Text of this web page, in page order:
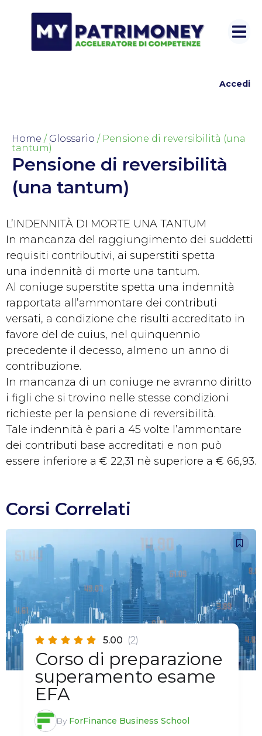
Accedi
Home / Glossario / Pensione di reversibilità (una
tantum)
Pensione di reversibilità
(una tantum)
L’INDENNITÀ DI MORTE UNA TANTUM
In mancanza del raggiungimento dei suddetti
requisiti contributivi, ai superstiti spetta
una indennità di morte una tantum.
Al coniuge superstite spetta una indennità
rapportata all’ammontare dei contributi
versati, a condizione che risulti accreditato in
favore del de cuius, nel quinquennio
precedente il decesso, almeno un anno di
contribuzione.
In mancanza di un coniuge ne avranno diritto
i figli che si trovino nelle stesse condizioni
richieste per la pensione di reversibilità.
Tale indennità è pari a 45 volte l’ammontare
dei contributi base accreditati e non può
essere inferiore a € 22,31 nè superiore a € 66,93.
Corsi Correlati
5.00 (2)
Corso di preparazione
superamento esame
EFA
By ForFinance Business School